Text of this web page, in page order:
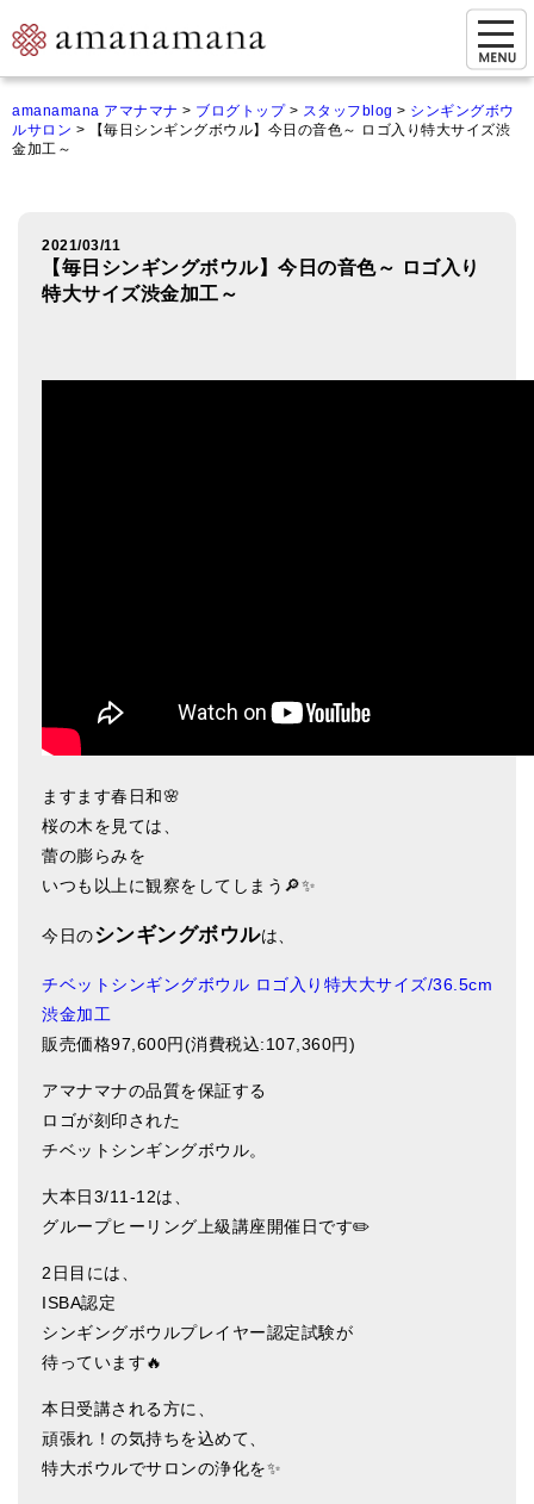
マイページ
ご来店&購入
オンライン相談&購入
倍音呼吸法レッスン
マンダラ彫（黒・渋金）
お得なアマナマナ・セット
特大シンギングボウル・特殊柄
プレミアム・ティンシャ（L・M）
ベーシック・ティンシャ（4種）
ティンシャケース
チベット・真マントラ香
お香定期購入（ラクとくサブスク）
ベル＆ドルジェ
シンギングボウル入門本・CD
オリジナルグッズ
神々とつながるジュエリー
amanamana アマナマナ > ブログトップ> スタッフblog > シンギングボウ
ルサロン >
【毎日シンギングボウル】今日の音色～ ロゴ入り特大サイズ渋
金加工～
2021/03/11
【毎日シンギングボウル】今日の音色～ ロゴ入り
特大サイズ渋金加工～
ますます春日和🌸
桜の木を見ては、
蕾の膨らみを
いつも以上に観察をしてしまう🔎✨
今日のシンギングボウルは、
チベットシンギングボウル ロゴ入り特大大サイズ/36.5cm
渋金加工
販売価格97,600円(消費税込:107,360円)
アマナマナの品質を保証する
ロゴが刻印された
チベットシンギングボウル。
大本日3/11-12は、
グループヒーリング上級講座開催日です✏️
2日目には、
ISBA認定
シンギングボウルプレイヤー認定試験が
待っています🔥
本日受講される方に、
頑張れ！の気持ちを込めて、
特大ボウルでサロンの浄化を✨